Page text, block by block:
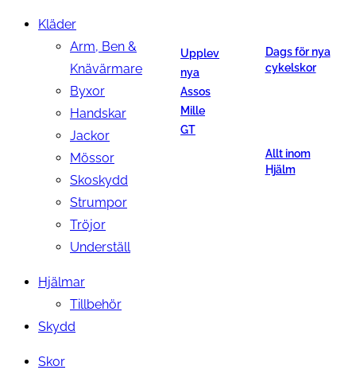
Kläder
Arm, Ben &
Knävärmare
Byxor
Handskar
Jackor
Mössor
Skoskydd
Strumpor
Tröjor
Underställ
Hjälmar
Tillbehör
Skydd
Skor
Upplev
nya
Assos
Mille
GT
Dags för nya
cykelskor
Allt inom
Hjälm